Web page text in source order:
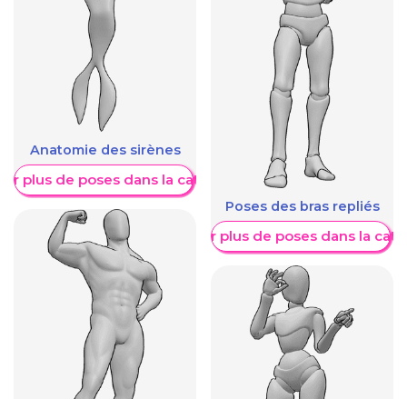
Anatomie des sirènes
plus de poses dans la catégorie
Poses des bras repliés
Afficher plus de poses dans la